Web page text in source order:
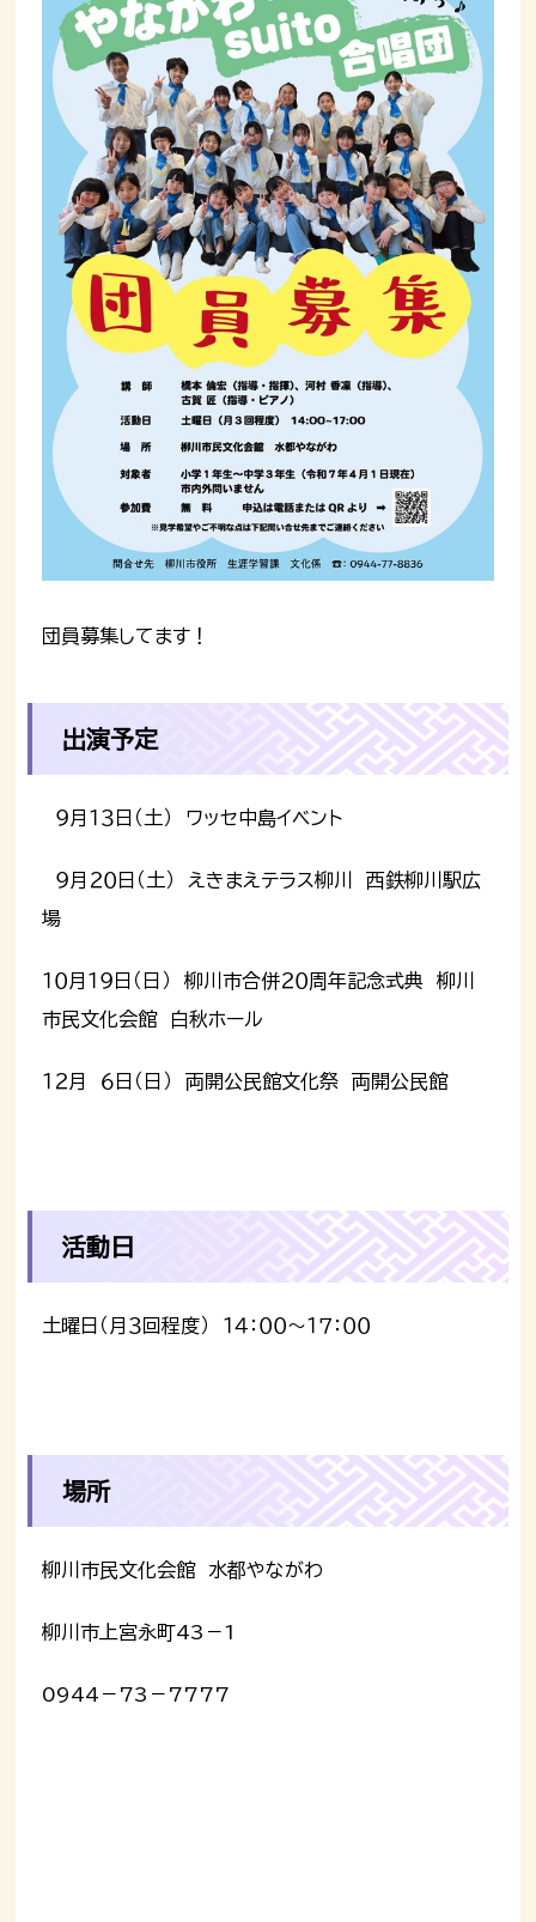
団員募集してます！
出演予定
９月１３日（土） ワッセ中島イベント
９月２０日（土） えきまえテラス柳川 西鉄柳川駅広
場
１０月１９日（日） 柳川市合併２０周年記念式典 柳川
市民文化会館 白秋ホール
１２月 ６日（日） 両開公民館文化祭 両開公民館
活動日
土曜日（月３回程度） １４：００～１７：００
場所
柳川市民文化会館 水都やながわ
柳川市上宮永町43－1
0944－73－7777